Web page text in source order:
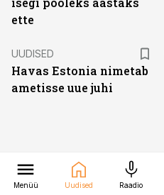
ette
UUDISED
Havas Estonia nimetab
ametisse uue juhi
UUDISED
Corpore vahetab
Menüü Uudised Raadio